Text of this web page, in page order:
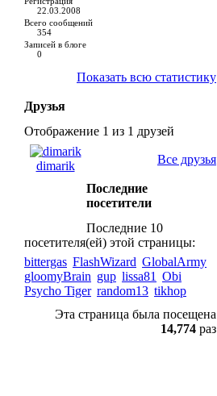
22.03.2008
Всего сообщений
354
Записей в блоге
0
Показать всю статистику
Друзья
Отображение 1 из 1 друзей
dimarik Все друзья
Последние
посетители
Последние 10
посетителя(ей) этой страницы:
bittergas FlashWizard GlobalArmy
gloomyBrain gup lissa81 Obi
Psycho Tiger random13 tikhop
Эта страница была посещена
14,774 раз